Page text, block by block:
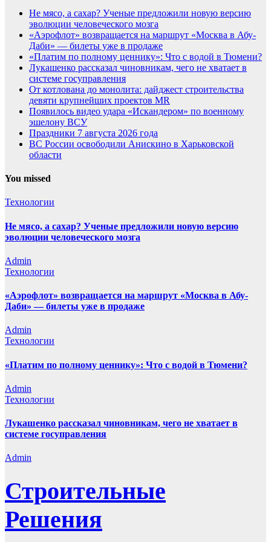
Не мясо, а сахар? Ученые предложили новую версию
эволюции человеческого мозга
«Аэрофлот» возвращается на маршрут «Москва в Абу-
Даби» — билеты уже в продаже
«Платим по полному ценнику»: Что с водой в Тюмени?
Лукашенко рассказал чиновникам, чего не хватает в
системе госуправления
От котлована до монолита: дайджест строительства
девяти крупнейших проектов MR
Появилось видео удара «Искандером» по военному
эшелону ВСУ
Праздники 7 августа 2026 года
ВС России освободили Анискино в Харьковской
области
You missed
Технологии
Не мясо, а сахар? Ученые предложили новую версию
эволюции человеческого мозга
Admin
Технологии
«Аэрофлот» возвращается на маршрут «Москва в Абу-
Даби» — билеты уже в продаже
Admin
Технологии
«Платим по полному ценнику»: Что с водой в Тюмени?
Admin
Технологии
Лукашенко рассказал чиновникам, чего не хватает в
системе госуправления
Admin
Строительные
Решения